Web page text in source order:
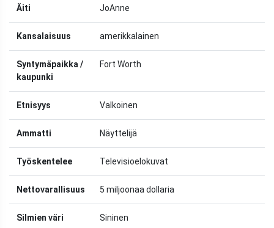
Äiti JoAnne
Kansalaisuus amerikkalainen
Syntymäpaikka /
kaupunki
Fort Worth
Etnisyys Valkoinen
Ammatti Näyttelijä
Työskentelee Televisioelokuvat
Nettovarallisuus 5 miljoonaa dollaria
Silmien väri Sininen